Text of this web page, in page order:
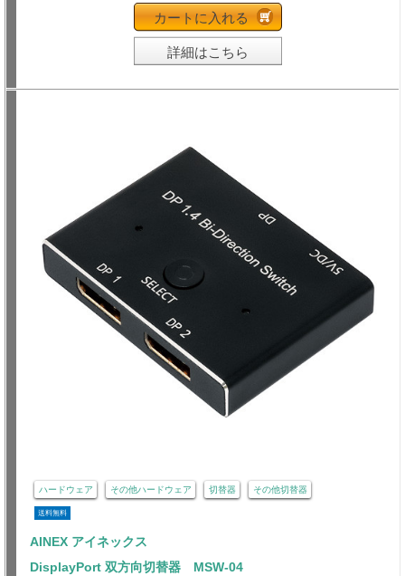
カートに入れる
詳細はこちら
ハードウェア その他ハードウェア 切替器 その他切替器
送料無料
AINEX アイネックス
DisplayPort 双方向切替器 MSW-04